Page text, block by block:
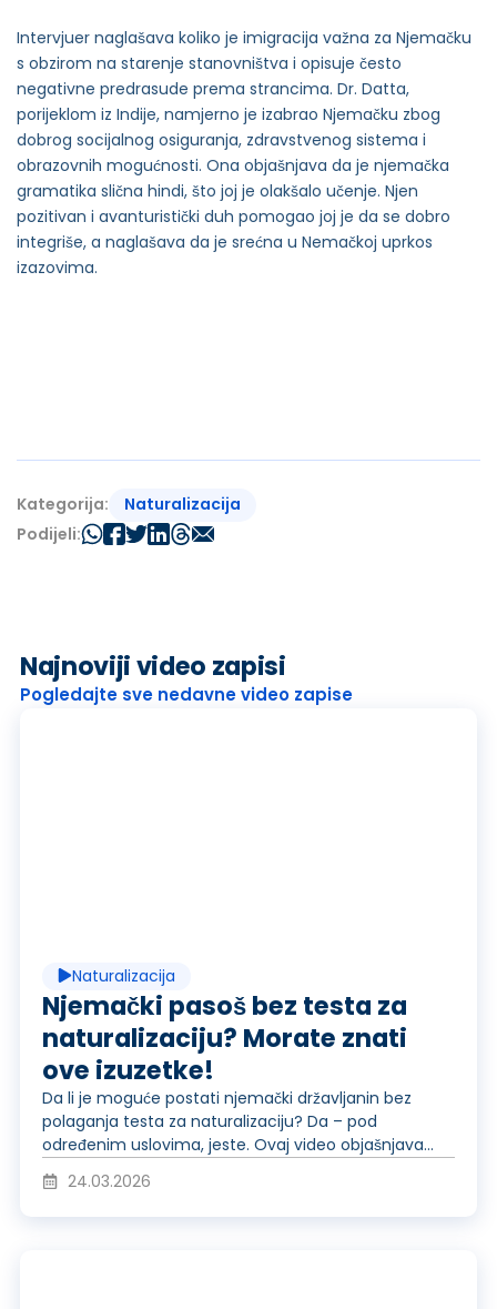
Intervjuer naglašava koliko je imigracija važna za Njemačku
s obzirom na starenje stanovništva i opisuje često
negativne predrasude prema strancima. Dr. Datta,
porijeklom iz Indije, namjerno je izabrao Njemačku zbog
dobrog socijalnog osiguranja, zdravstvenog sistema i
obrazovnih mogućnosti. Ona objašnjava da je njemačka
gramatika slična hindi, što joj je olakšalo učenje. Njen
pozitivan i avanturistički duh pomogao joj je da se dobro
integriše, a naglašava da je srećna u Nemačkoj uprkos
izazovima.
Kategorija:
Naturalizacija
Podijeli:
Najnoviji video zapisi
Pogledajte sve nedavne video zapise
r
o
d
Naturalizacija
Njemački pasoš bez testa za
naturalizaciju? Morate znati
ove izuzetke!
Da li je moguće postati njemački državljanin bez
polaganja testa za naturalizaciju? Da – pod
određenim uslovima, jeste. Ovaj video objašnjava...
24.03.2026